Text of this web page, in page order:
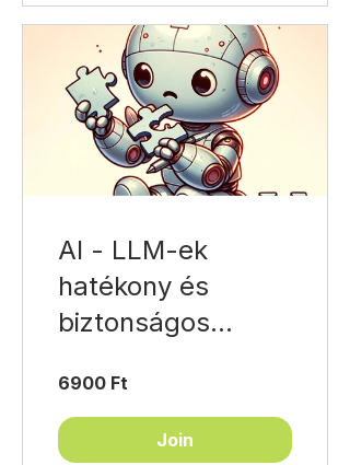
AI - LLM-ek
hatékony és
biztonságos
6900 Ft
Join